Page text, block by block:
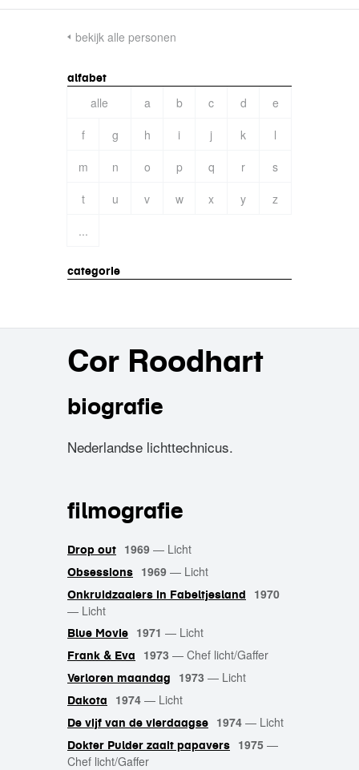
bekijk alle personen
alfabet
alle a b c d
e
f
g h i j k
l
m
n o p q r
s
t
u v w x y
z
...
categorie
Cor Roodhart
biografie
Nederlandse lichttechnicus.
filmografie
Drop out 1969 — Licht
Obsessions 1969 — Licht
Onkruidzaaiers in Fabeltjesland
1970
— Licht
Blue Movie 1971 — Licht
Frank & Eva 1973 — Chef licht/Gaffer
Verloren maandag 1973 — Licht
Dakota 1974 — Licht
De vijf van de vierdaagse 1974 — Licht
Dokter Pulder zaait papavers 1975 —
Chef licht/Gaffer